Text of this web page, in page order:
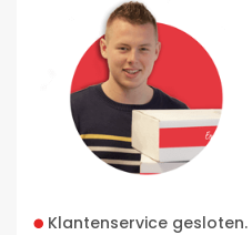
Klantenservice gesloten.